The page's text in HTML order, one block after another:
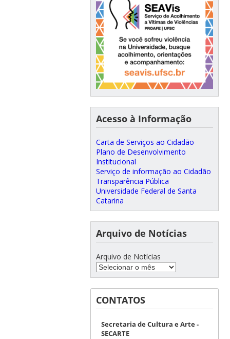
Acesso à Informação
Carta de Serviços ao Cidadão
Plano de Desenvolvimento
Institucional
Serviço de informação ao Cidadão
Transparência Pública
Universidade Federal de Santa
Catarina
Arquivo de Notícias
Arquivo de Notícias
CONTATOS
Secretaria de Cultura e Arte -
SECARTE